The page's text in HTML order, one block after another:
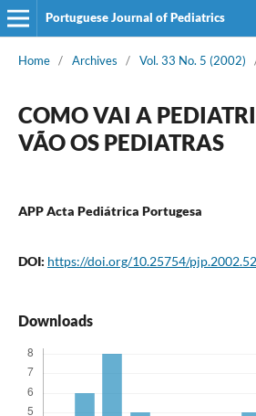
Portuguese Journal of Pediatrics
Home / Archives / Vol. 33 No. 5 (2002)
COMO VAI A
VÃO OS PEDIATRAS
APP Acta Pediátrica Portugesa
DOI: https://doi.org/10.25754/
Downloads